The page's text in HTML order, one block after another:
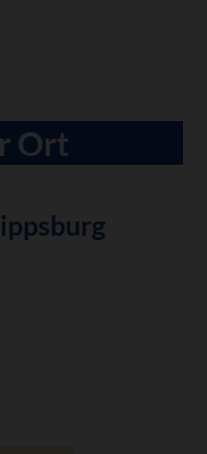
Ort